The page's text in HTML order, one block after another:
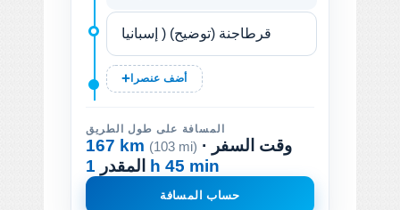
أضف عنصرا
المسافة على طول الطريق
167 km (103 mi) · وقت السفر
المقدر 1 h 45 min
حساب المسافة